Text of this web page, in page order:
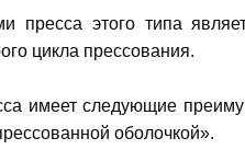
пресса этого типа
цикла прессования.
имеет следующие
оболочкой».